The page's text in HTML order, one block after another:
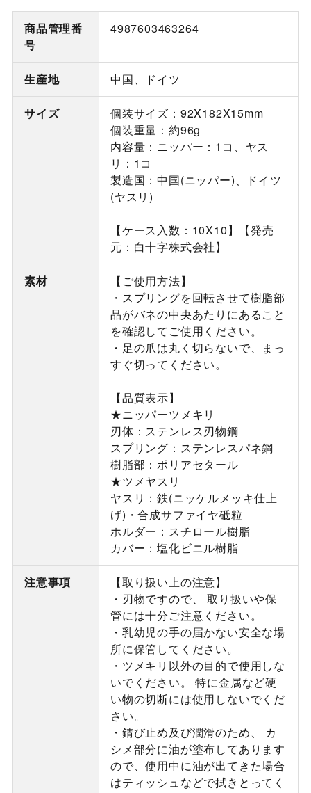
商品管理番
号
4987603463264
生産地 中国、ドイツ
サイズ
個装サイズ：92X182X15mm
個装重量：約96g
内容量：ニッパー：1コ、ヤス
リ：1コ
製造国：中国(ニッパー)、ドイツ
(ヤスリ)
【ケース入数：10X10】【発売
元：白十字株式会社】
素材
【ご使用方法】
・スプリングを回転させて樹脂部
品がバネの中央あたりにあること
を確認してご使用ください。
・足の爪は丸く切らないで、まっ
すぐ切ってください。
【品質表示】
★ニッパーツメキリ
刃体：ステンレス刃物鋼
スプリング：ステンレスパネ鋼
樹脂部：ポリアセタール
★ツメヤスリ
ヤスリ：鉄(ニッケルメッキ仕上
げ)・合成サファイヤ砥粒
ホルダー：スチロール樹脂
カバー：塩化ビニル樹脂
注意事項
【取り扱い上の注意】
・刃物ですので、 取り扱いや保
管には十分ご注意ください。
・乳幼児の手の届かない安全な場
所に保管してください。
・ツメキリ以外の目的で使用しな
いでください。 特に金属など硬
い物の切断には使用しないでくだ
さい。
・錆び止め及び潤滑のため、 カ
シメ部分に油が塗布してあります
ので、使用中に油が出てきた場合
はティッシュなどで拭きとってく